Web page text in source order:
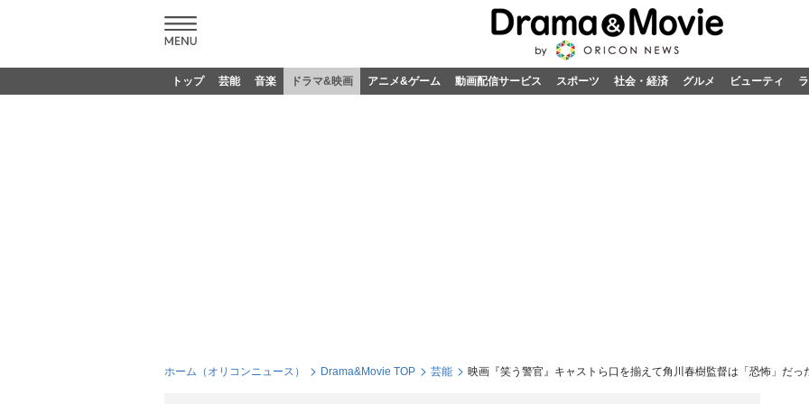
トップ 芸能 音楽 ドラマ&映画 アニメ&ゲーム 動画配信サービス スポーツ 社会・経済 グルメ ビューティ
ホーム（オリコンニュース） Drama&Movie TOP 芸能 映画『笑う警官』キャストら口を揃えて角川春樹監督は「恐怖」だっ